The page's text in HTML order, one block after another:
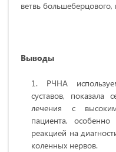
ветвь
Выводы
РЧНА
суставов, показала
лечения с
пациента,
реакцией на
коленных нервов.